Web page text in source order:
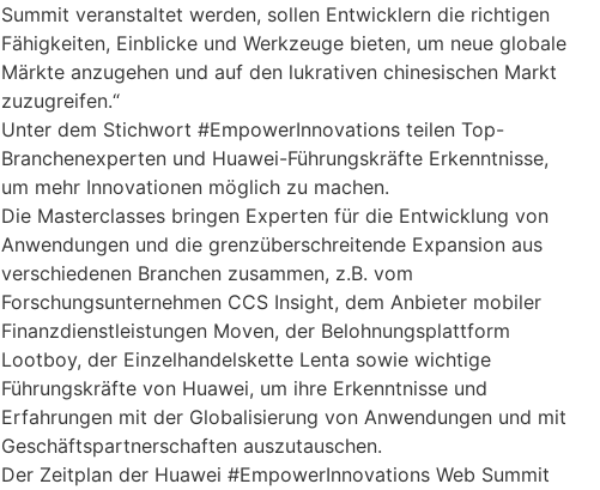
Summit veranstaltet werden, sollen Entwicklern die richtigen
Fähigkeiten, Einblicke und Werkzeuge bieten, um neue globale
Märkte anzugehen und auf den lukrativen chinesischen Markt
zuzugreifen.“
Unter dem Stichwort #EmpowerInnovations teilen Top-
Branchenexperten und Huawei-Führungskräfte Erkenntnisse,
um mehr Innovationen möglich zu machen.
Die Masterclasses bringen Experten für die Entwicklung von
Anwendungen und die grenzüberschreitende Expansion aus
verschiedenen Branchen zusammen, z.B. vom
Forschungsunternehmen CCS Insight, dem Anbieter mobiler
Finanzdienstleistungen Moven, der Belohnungsplattform
Lootboy, der Einzelhandelskette Lenta sowie wichtige
Führungskräfte von Huawei, um ihre Erkenntnisse und
Erfahrungen mit der Globalisierung von Anwendungen und mit
Geschäftspartnerschaften auszutauschen.
Der Zeitplan der Huawei #EmpowerInnovations Web Summit